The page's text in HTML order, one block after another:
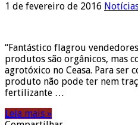
1 de fevereiro de 2016
“Fantástico flagrou
produtos são orgânicos, mas
agrotóxico no Ceasa. Para ser
produto não pode ter nem
fertilizante …
Leia mais »